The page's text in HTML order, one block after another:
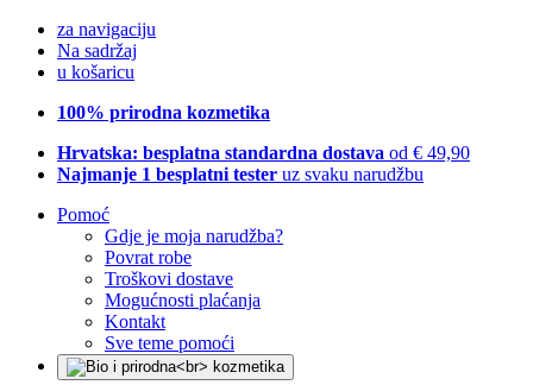
za navigaciju
Na sadržaj
u košaricu
100% prirodna kozmetika
Hrvatska: besplatna standardna dostava od € 49,90
Najmanje 1 besplatni tester uz svaku narudžbu
Pomoć
Gdje je moja narudžba?
Povrat robe
Troškovi dostave
Mogućnosti plaćanja
Kontakt
Sve teme pomoći